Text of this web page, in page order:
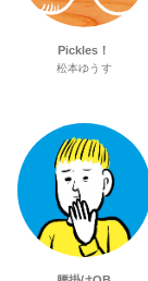
Pickles！
松本ゆうす